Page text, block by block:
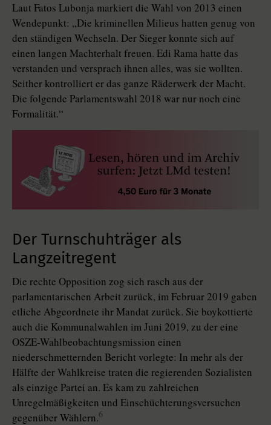
Laut Fatos Lubonja markiert die Wahl von 2013 einen
Wendepunkt: „Die kriminellen Milieus hatten genug von
den ständigen Wechseln. Der Sieger konnte sich auf
einen langen Machterhalt freuen. Edi Rama hatte das
verstanden und versprach ihnen alles, was sie wollten.
Seither kontrolliert er das ganze Räderwerk der Macht.
Die folgende Parlamentswahl 2018 war nur noch eine
Formalität.“
Der Turnschuhträger als
Langzeitregent
Die rechte Opposition zog sich rasch aus der
parlamentarischen Arbeit zurück, im Februar 2019 gaben
etliche Abgeordnete ihr Mandat zurück. Sie boykottierte
auch die Kommunalwahlen im Juni 2019, zu der eine
OSZE-Wahlbeobachtungsmission einen
niederschmetternden Bericht vorlegte: In mehr als der
Hälfte der Wahlkreise traten die regierenden Sozialisten
als einzige Partei an. Es kam zu zahlreichen
Unregelmäßigkeiten und Einschüchterungsversuchen
gegenüber Wählern.6